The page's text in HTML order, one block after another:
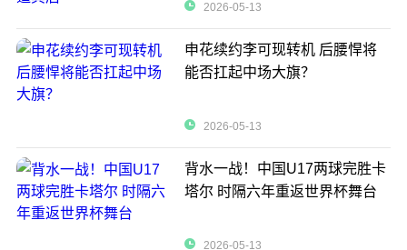
2026-05-13
申花续约李可现转机 后腰悍将
能否扛起中场大旗？
2026-05-13
背水一战！中国U17两球完胜卡
塔尔 时隔六年重返世界杯舞台
2026-05-13